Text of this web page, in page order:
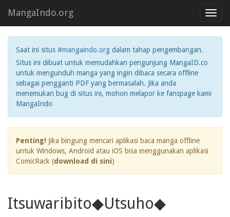
MangaIndo.org
Saat ini situs #mangaindo.org dalam tahap pengembangan.
Situs ini dibuat untuk memudahkan pengunjung MangaID.co
untuk mengunduh manga yang ingin dibaca secara offline
sebagai pengganti PDF yang bermasalah. Jika anda
menemukan bug di situs ini, mohon melapor ke fanspage kami
MangaIndo
Penting! Jika bingung mencari aplikasi baca manga offline
untuk Windows, Android atau iOS bisa menggunakan aplikasi
ComicRack (download di sini)
Itsuwaribito◆Utsuho◆